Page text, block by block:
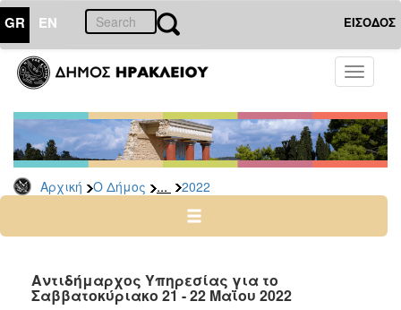
GR EN ΕΙΣΟΔΟΣ
Toggle
Αρχική Ο Δήμος ... 2022
ΔΗΜΟΣ
Δελτία
Τύπου
Αρχείο
2026
2024
2022
Αντιδήμαρχος Υπηρεσίας για το
Σαββατοκύριακο 21 - 22 Μαΐου 2022